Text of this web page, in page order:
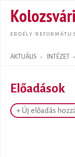
ERDÉLY
AKTUÁLIS INTÉZET
Search form
Előadások
+ Új előadás